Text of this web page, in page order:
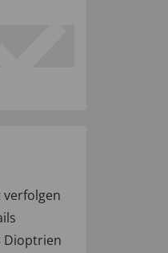
verfolgen
Dioptrien